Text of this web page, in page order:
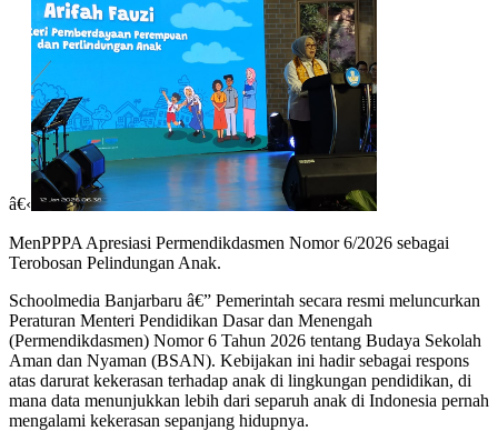
â€‹
MenPPPA Apresiasi Permendikdasmen Nomor 6/2026 sebagai
Terobosan Pelindungan Anak.
Schoolmedia Banjarbaru â€” Pemerintah secara resmi meluncurkan
Peraturan Menteri Pendidikan Dasar dan Menengah
(Permendikdasmen) Nomor 6 Tahun 2026 tentang Budaya Sekolah
Aman dan Nyaman (BSAN). Kebijakan ini hadir sebagai respons
atas darurat kekerasan terhadap anak di lingkungan pendidikan, di
mana data menunjukkan lebih dari separuh anak di Indonesia pernah
mengalami kekerasan sepanjang hidupnya.